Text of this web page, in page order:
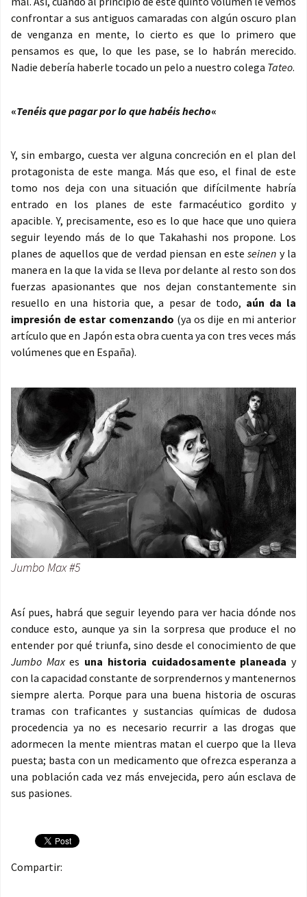
confrontar a sus antiguos camaradas con algún oscuro plan
de venganza en mente, lo cierto es que lo primero que
pensamos es que, lo que les pase, se lo habrán merecido.
Nadie debería haberle tocado un pelo a nuestro colega Tateo.
«Tenéis que pagar por lo que habéis hecho«
Y, sin embargo, cuesta ver alguna concreción en el plan del
protagonista de este manga. Más que eso, el final de este
tomo nos deja con una situación que difícilmente habría
entrado en los planes de este farmacéutico gordito y
apacible. Y, precisamente, eso es lo que hace que uno quiera
seguir leyendo más de lo que Takahashi nos propone. Los
planes de aquellos que de verdad piensan en esteseinen y la
manera en la que la vida se lleva por delante al resto son dos
fuerzas apasionantes que nos dejan constantemente sin
resuello en una historia que, a pesar de todo, aún da la
impresión de estar comenzando (ya os dije en mi anterior
artículo que en Japón esta obra cuenta ya con tres veces más
volúmenes que en España).
Jumbo Max #5
Así pues, habrá que seguir leyendo para ver hacia dónde nos
conduce esto, aunque ya sin la sorpresa que produce el no
entender por qué triunfa, sino desde el conocimiento de que
Jumbo Maxes una historia cuidadosamente planeada y
con la capacidad constante de sorprendernos y mantenernos
siempre alerta. Porque para una buena historia de oscuras
tramas con traficantes y sustancias químicas de dudosa
procedencia ya no es necesario recurrir a las drogas que
adormecen la mente mientras matan el cuerpo que la lleva
puesta; basta con un medicamento que ofrezca esperanza a
una población cada vez más envejecida, pero aún esclava de
sus pasiones.
Compartir: